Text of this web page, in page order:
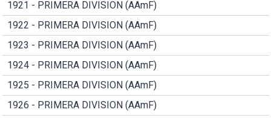
1921 - PRIMERA DIVISION (AAmF)
1922 - PRIMERA DIVISION (AAmF)
1923 - PRIMERA DIVISION (AAmF)
1924 - PRIMERA DIVISION (AAmF)
1925 - PRIMERA DIVISION (AAmF)
1926 - PRIMERA DIVISION (AAmF)